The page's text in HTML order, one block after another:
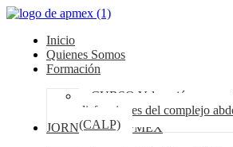
Inicio
Quienes Somos
Formación
CURSO Valoración y
disfunciones del complejo
(CALP)
JORNADAS APMEX